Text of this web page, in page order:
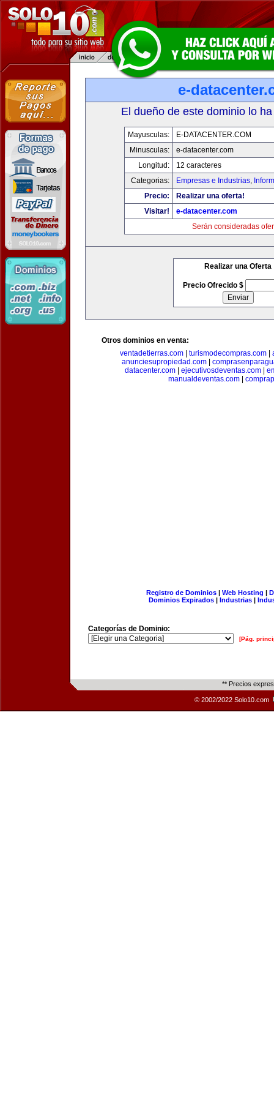
e-
El dueño de este dominio lo
Mayusculas:
E-DATACENTER.COM
Minusculas:
e-datacenter.com
Longitud:
12 caracteres
Categorias:
Empresas e Industrias,
Precio:
Realizar una oferta!
Visitar!
e-datacenter.com
Serán consideradas
Realizar una Oferta
Precio Ofrecido $
Otros dominios en venta:
ventadetierras.com
turismodecompras.com
anunciesupropiedad.com|
datacenter.com
ejecutivosdeventas.com
manualdeventas.com|
Registro de Dominios| Web Hosting |
Dominios Expirados | Industrias |
Categorías de Dominio:
[Pág.
** Precios
© 2002/2022 Solo10.com